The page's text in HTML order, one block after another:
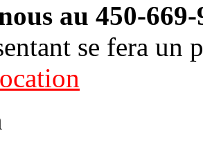
au 450-669-
se fera un